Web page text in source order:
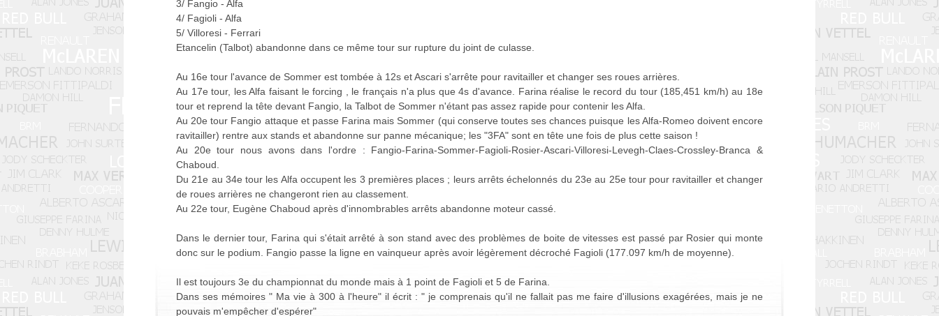
3/ Fangio - Alfa
4/ Fagioli - Alfa
5/ Villoresi - Ferrari
Etancelin (Talbot) abandonne dans ce même tour sur rupture du joint de culasse.
Au 16e tour l'avance de Sommer est tombée à 12s et Ascari s'arrête pour ravitailler et changer ses roues arrières.
Au 17e tour, les Alfa faisant le forcing , le français n'a plus que 4s d'avance. Farina réalise le record du tour (185,451 km/h) au 18e
tour et reprend la tête devant Fangio, la Talbot de Sommer n'étant pas assez rapide pour contenir les Alfa.
Au 20e tour Fangio attaque et passe Farina mais Sommer (qui conserve toutes ses chances puisque les Alfa-Romeo doivent encore
ravitailler) rentre aux stands et abandonne sur panne mécanique; les "3FA" sont en tête une fois de plus cette saison !
Au 20e tour nous avons dans l'ordre : Fangio-Farina-Sommer-Fagioli-Rosier-Ascari-Villoresi-Levegh-Claes-Crossley-Branca &
Chaboud.
Du 21e au 34e tour les Alfa occupent les 3 premières places ; leurs arrêts échelonnés du 23e au 25e tour pour ravitailler et changer
de roues arrières ne changeront rien au classement.
Au 22e tour, Eugène Chaboud après d'innombrables arrêts abandonne moteur cassé.
Dans le dernier tour, Farina qui s'était arrêté à son stand avec des problèmes de boite de vitesses est passé par Rosier qui monte
donc sur le podium. Fangio passe la ligne en vainqueur après avoir légèrement décroché Fagioli (177.097 km/h de moyenne).
Il est toujours 3e du championnat du monde mais à 1 point de Fagioli et 5 de Farina.
Dans ses mémoires " Ma vie à 300 à l'heure" il écrit : " je comprenais qu'il ne fallait pas me faire d'illusions exagérées, mais je ne
pouvais m'empêcher d'espérer"